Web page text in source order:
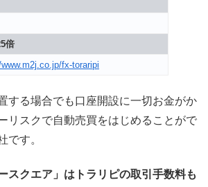
倍
fx-toraripi
する場合でも口座開設に一切お金がか
リスクで自動売買をはじめることがで
です。
スクエア」はトラリピの取引手数料も